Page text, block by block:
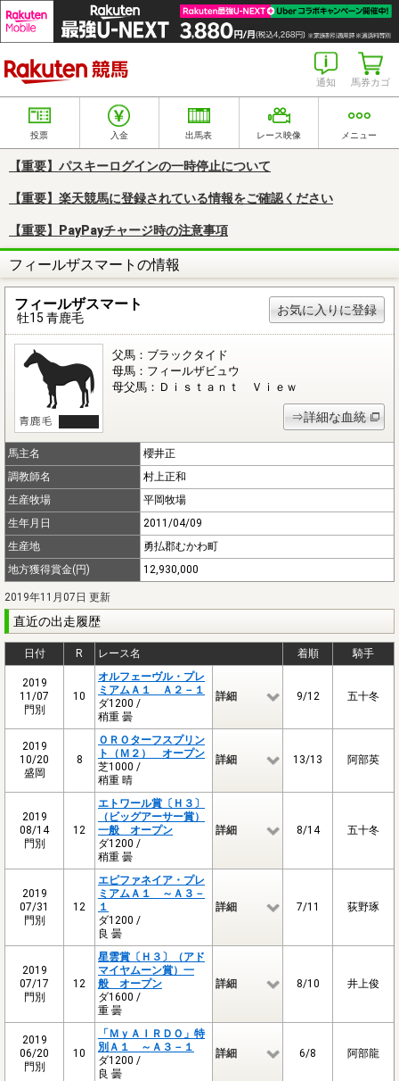
馬券カゴ
通知
投票 入金 出馬表 レース映像 メニュー
【重要】パスキーログインの一時停止について
【重要】楽天競馬に登録されている情報をご確認ください
【重要】PayPayチャージ時の注意事項
フィールザスマートの情報
フィールザスマート
牡15 青鹿毛
お気に入りに登録
父馬：ブラックタイド
母馬：フィールザビュウ
母父馬：Ｄｉｓｔａｎｔ Ｖｉｅｗ
⇒詳細な血統
馬主名
櫻井正
調教師名
村上正和
生産牧場
平岡牧場
生年月日
2011/04/09
生産地
勇払郡むかわ町
地方獲得賞金(円)
12,930,000
2019年11月07日 更新
直近の出走履歴
日付 R レース名 着順 騎手
2019
11/07
門別
10
オルフェーヴル・プレ
ミアムＡ１ Ａ２－１
ダ1200 /
稍重 曇
詳細 9/12 五十冬
2019
10/20
盛岡
8
ＯＲＯターフスプリン
ト（Ｍ２） オープン
芝1000 /
稍重 晴
詳細 13/13 阿部英
2019
08/14
門別
12
エトワール賞〔Ｈ３〕
（ビッグアーサー賞）
一般 オープン
ダ1200 /
稍重 曇
詳細 8/14 五十冬
2019
07/31
門別
12
エピファネイア・プレ
ミアムＡ１ ～Ａ３－
１
ダ1200 /
良 曇
詳細 7/11 荻野琢
2019
07/17
門別
12
星雲賞〔Ｈ３〕（アド
マイヤムーン賞）一
般 オープン
ダ1600 /
重 曇
詳細 8/10 井上俊
2019
06/20
門別
10
「ＭｙＡＩＲＤＯ」特
別Ａ１ ～Ａ３－１
ダ1200 /
良 曇
詳細 6/8 阿部龍